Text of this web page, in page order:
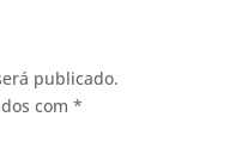
publicado.
com *